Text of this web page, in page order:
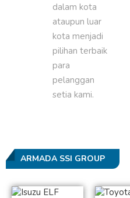
dalam kota
ataupun luar
kota menjadi
pilihan terbaik
para
pelanggan
setia kami.
ARMADA SSI GROUP